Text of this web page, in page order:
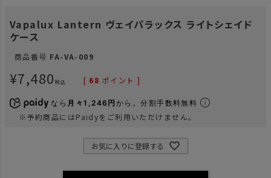
Vapalux Lantern ヴェイパラックス ライトシェイド
ケース
商品番号 FA-VA-009
¥7,480 税込 [ 68 ポイント ]
なら 月々1,246円 から。分割手数料無料
※予約商品にはPaidyをご利用いただけません。
お気に入りに登録する